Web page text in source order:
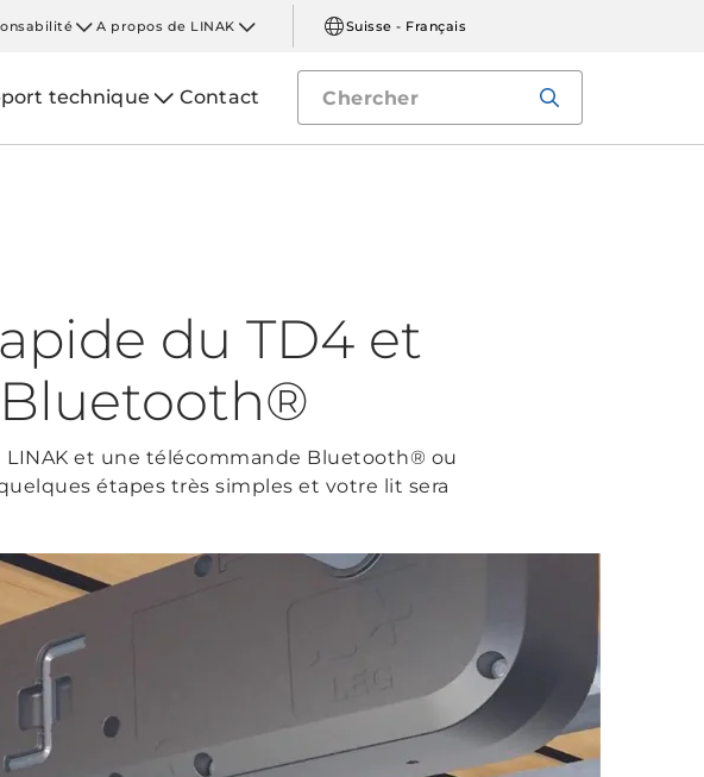
A propos de LINAK Suisse - Français
technique Contact
du TD4 et
LINAK et une télécommande Bluetooth® ou
étapes très simples et votre lit sera